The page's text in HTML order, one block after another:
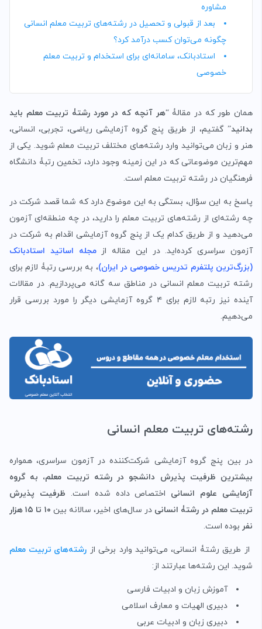
مشاوره
بعد از قبولی و تحصیل در رشته‌‌های تربیت معلم انسانی
چگونه می‌توان کسب درآمد کرد؟
استادبانک، سامانه‌ای برای استخدام و تربیت معلم
خصوصی
همان طور که در مقالۀ “هر آنچه که در مورد رشتۀ تربیت معلم باید
بدانید” گفتیم، از طریق پنج گروه آزمایشی ریاضی، تجربی، انسانی،
هنر و زبان می‌توانید وارد رشته‌های مختلف تربیت معلم شوید. یکی از
مهم‌ترین موضوعاتی که در این زمینه وجود دارد، تخمین رتبۀ دانشگاه
فرهنگیان در رشته تربیت معلم است.
پاسخ به این سؤال، بستگی به این موضوع دارد که شما قصد شرکت در
چه رشته‌ای از رشته‌های تربیت معلم را دارید، در چه منطقه‌ای آزمون
می‌دهید و از طریق کدام یک از پنج گروه آزمایشی اقدام به شرکت در
آزمون سراسری کرده‌اید. در این مقاله ازمجله اساتید استادبانک
(بزرگ‌ترین پلتفرم تدریس خصوصی در ایران)، به بررسی رتبۀ لازم برای
رشته تربیت معلم انسانی در مناطق سه گانه می‌پردازیم. در مقالات
آینده نیز رتبه لازم برای ۴ گروه آزمایشی دیگر را مورد بررسی قرار
می‌دهیم.
رشته‌های تربیت معلم انسانی
در بین پنج گروه آزمایشی شرکت‌کننده در آزمون سراسری، همواره
بیشترین ظرفیت پذیرش دانشجو در رشته تربیت معلم، به گروه
آزمایشی علوم انسانی اختصاص داده شده است. ظرفیت پذیرش
تربیت معلم در رشتۀ انسانی در سال‌های اخیر، سالانه بین
۱۰ تا ۱۵ هزار
نفر بوده است.
از طریق رشتۀ انسانی، می‌توانید وارد برخی از رشته‌های تربیت معلم
شوید. این رشته‌ها عبارتند از:
آموزش زبان و ادبیات فارسی
دبیری الهیات و معارف اسلامی
دبیری زبان و ادبیات عربی